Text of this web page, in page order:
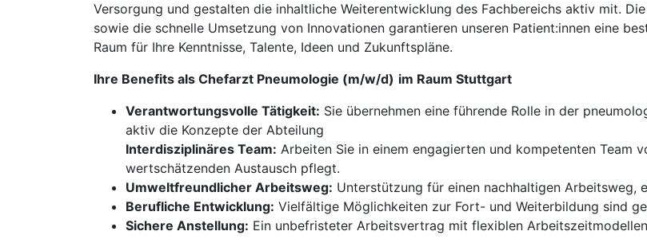
Versorgung und gestalten die inhaltliche Weiterentwicklung des Fachbereichs aktiv mit.
sowie die schnelle Umsetzung von Innovationen garantieren unseren Patient:innen eine
Raum für Ihre Kenntnisse, Talente, Ideen und Zukunftspläne.
Ihre Benefits als Chefarzt Pneumologie (m/w/d) im Raum Stuttgart
Verantwortungsvolle Tätigkeit: Sie übernehmen eine führende Rolle in der
aktiv die Konzepte der Abteilung
Interdisziplinäres Team: Arbeiten Sie in einem engagierten und kompetenten Team
wertschätzenden Austausch pflegt.
Umweltfreundlicher Arbeitsweg: Unterstützung für einen nachhaltigen Arbeitsweg,
Berufliche Entwicklung: Vielfältige Möglichkeiten zur Fort- und Weiterbildung sind
Sichere Anstellung: Ein unbefristeter Arbeitsvertrag mit flexiblen